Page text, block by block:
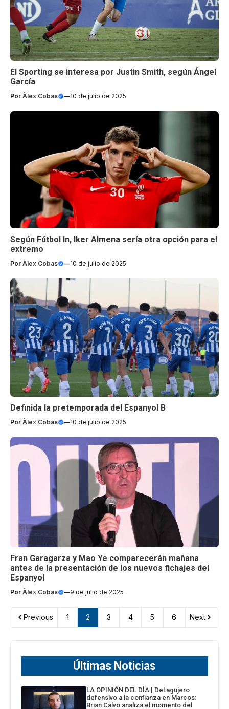
El Sporting se interesa por Justin Smith, según Ángel
García
Por Àlex Cobas —10 de julio de 2025
Según Fútbol In, Iker Almena sería otra opción para el
extremo
Por Àlex Cobas —10 de julio de 2025
Definida la pretemporada del Espanyol B
Por Àlex Cobas —10 de julio de 2025
Fran Garagarza y Mao Ye comparecerán mañana
antes de la presentación de los nuevos fichajes del
Espanyol
Por Àlex Cobas —9 de julio de 2025
Previous 1 2 3 4 5 6 Next
Últimas Noticias
LA OPINIÓN DEL DÍA | Del agujero
defensivo a la confianza en Marcos:
Brian Calvo analiza el momento del